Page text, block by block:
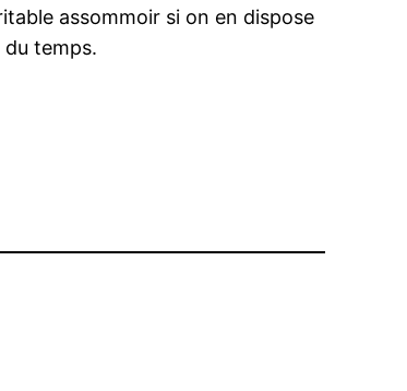
assommoir si on en dispose
du temps.